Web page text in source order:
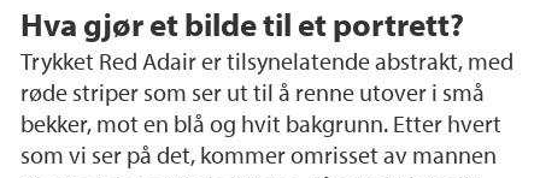
Hva gjør et bilde til et portrett?
Trykket Red Adair er tilsynelatende abstrakt, med
røde striper som ser ut til å renne utover i små
bekker, mot en blå og hvit bakgrunn. Etter hvert
som vi ser på det, kommer omrisset av mannen